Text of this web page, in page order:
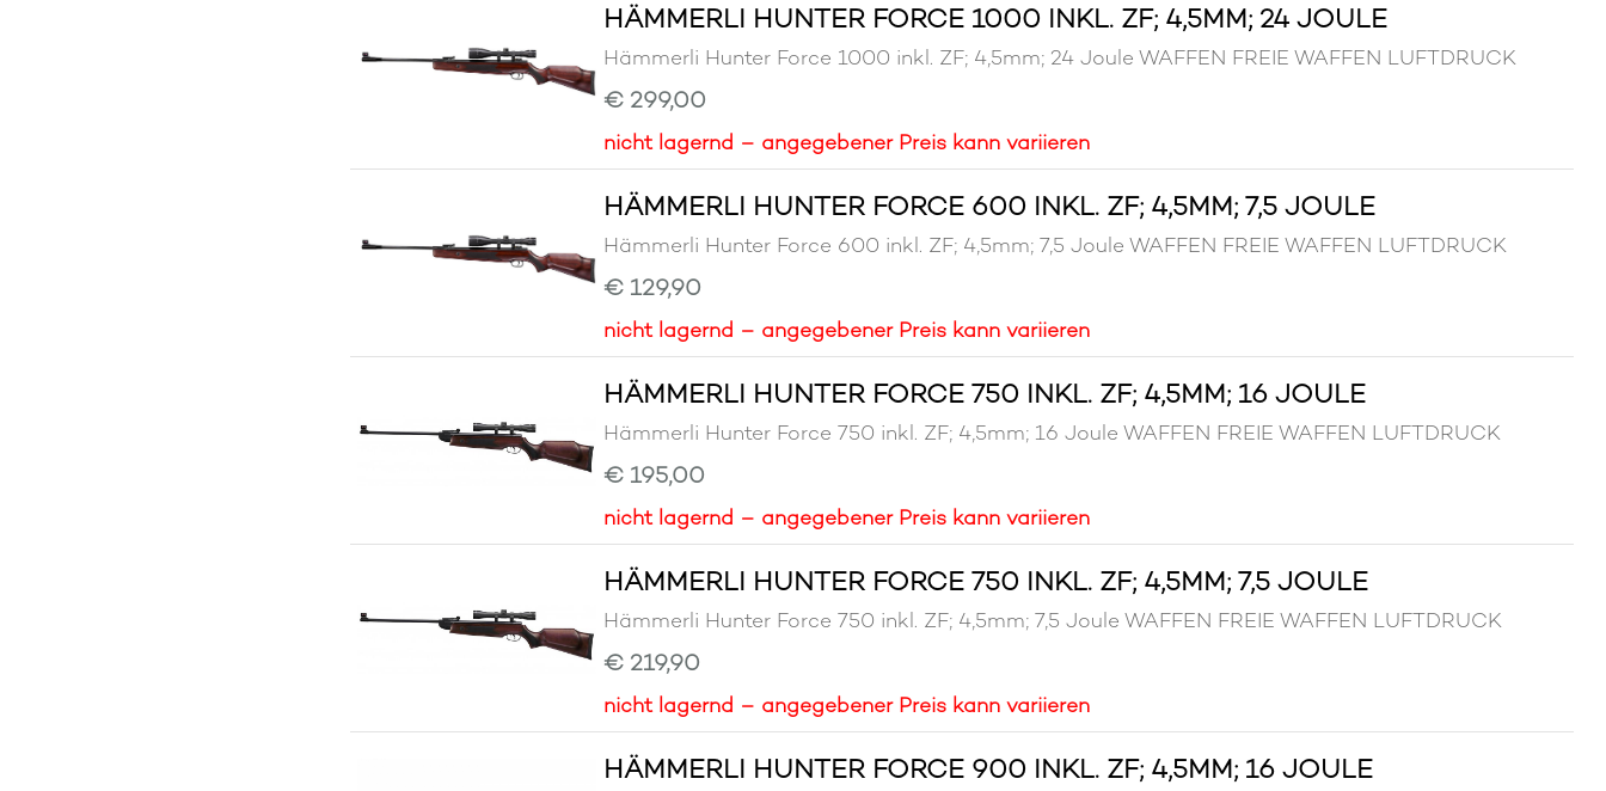
HÄMMERLI HUNTER FORCE 1000 INKL. ZF; 4,5MM; 24 JOULE
Hämmerli Hunter Force 1000 inkl. ZF; 4,5mm; 24 Joule WAFFEN FREIE WAFFEN LUFTDRUCK
€ 299,00
nicht lagernd – angegebener Preis kann variieren
HÄMMERLI HUNTER FORCE 600 INKL. ZF; 4,5MM; 7,5 JOULE
Hämmerli Hunter Force 600 inkl. ZF; 4,5mm; 7,5 Joule WAFFEN FREIE WAFFEN LUFTDRUCK
€ 129,90
nicht lagernd – angegebener Preis kann variieren
HÄMMERLI HUNTER FORCE 750 INKL. ZF; 4,5MM; 16 JOULE
Hämmerli Hunter Force 750 inkl. ZF; 4,5mm; 16 Joule WAFFEN FREIE WAFFEN LUFTDRUCK
€ 195,00
nicht lagernd – angegebener Preis kann variieren
HÄMMERLI HUNTER FORCE 750 INKL. ZF; 4,5MM; 7,5 JOULE
Hämmerli Hunter Force 750 inkl. ZF; 4,5mm; 7,5 Joule WAFFEN FREIE WAFFEN LUFTDRUCK
€ 219,90
nicht lagernd – angegebener Preis kann variieren
HÄMMERLI HUNTER FORCE 900 INKL. ZF; 4,5MM; 16 JOULE